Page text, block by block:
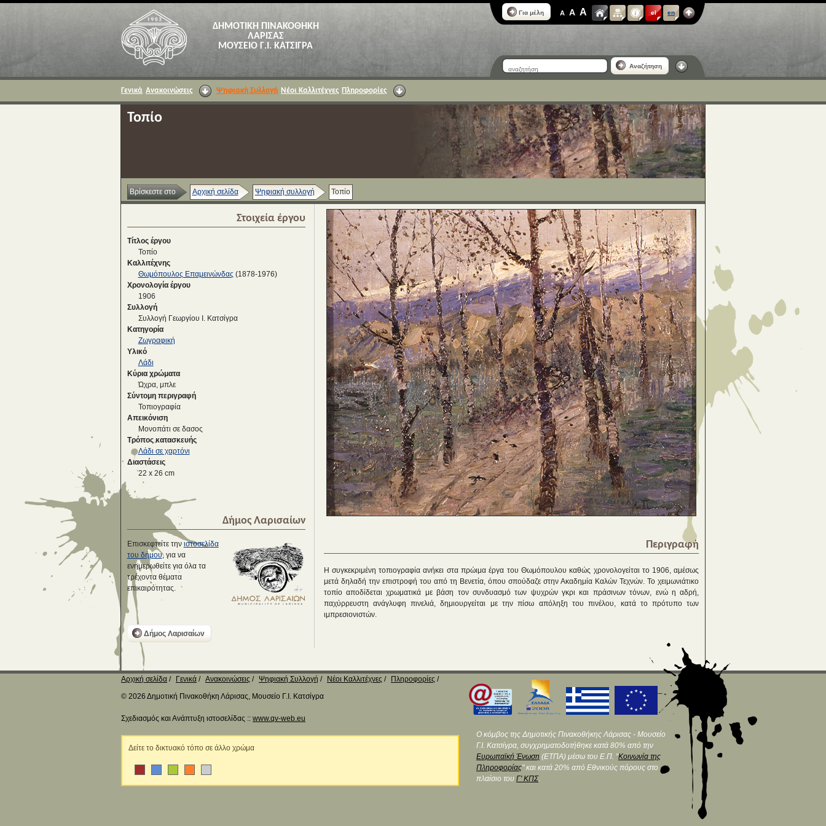
ΔΗΜΟΤΙΚΗ ΠΙΝΑΚΟΘΗΚΗ
ΛΑΡΙΣΑΣ
ΜΟΥΣΕΙΟ Γ.Ι. ΚΑΤΣΙΓΡΑ
Για μέλη A A A el en
Αναζήτηση
Γενικά Ανακοινώσεις Ψηφιακή Συλλογή Νέοι Καλλιτέχνες Πληροφορίες
Τοπίο
Βρίσκεστε στο Αρχική σελίδα Ψηφιακή συλλογή Τοπίο
Στοιχεία έργου
Τίτλος έργου
Τοπίο
Καλλιτέχνης
Θωμόπουλος Επαμεινώνδας (1878-1976)
Χρονολογία έργου
1906
Συλλογή
Συλλογή Γεωργίου Ι. Κατσίγρα
Κατηγορία
Ζωγραφική
Υλικό
Λάδι
Κύρια χρώματα
Ώχρα, μπλε
Σύντομη περιγραφή
Τοπιογραφία
Απεικόνιση
Μονοπάτι σε δασος
Τρόπος κατασκευής
Λάδι σε χαρτόνι
Διαστάσεις
22 x 26 cm
Δήμος Λαρισαίων
Επισκεφτείτε την ιστοσελίδα
του δήμου, για να
ενημερωθείτε για όλα τα
τρέχοντα θέματα
επικαιρότητας.
Δήμος Λαρισαίων
Περιγραφή
Η συγκεκριμένη τοπιογραφία ανήκει στα πρώιμα έργα του Θωμόπουλου καθώς χρονολογείται το 1906, αμέσως
μετά δηλαδή την επιστροφή του από τη Βενετία, όπου σπούδαζε στην Ακαδημία Καλών Τεχνών. Το χειμωνιάτικο
τοπίο αποδίδεται χρωματικά με βάση τον συνδυασμό των ψυχρών γκρι και πράσινων τόνων, ενώ η αδρή,
παχύρρευστη ανάγλυφη πινελιά, δημιουργείται με την πίσω απόληξη του πινέλου, κατά το πρότυπο των
ιμπρεσιονιστών.
Αρχική σελίδα Γενικά Ανακοινώσεις Ψηφιακή Συλλογή Νέοι Καλλιτέχνες
Πληροφορίες
© 2026 Δημοτική Πινακοθήκη Λάρισας, Μουσείο Γ.Ι. Κατσίγρα
Σχεδιασμός και Ανάπτυξη ιστοσελίδας :: www.qv-web.eu
Δείτε το δικτυακό τόπο σε άλλο χρώμα
Ο κόμβος της Δημοτικής Πινακοθήκης Λάρισας - Μουσείο
Γ.Ι. Κατσίγρα, συγχρηματοδοτήθηκε κατά 80% από την
Ευρωπαϊκή Ένωση (ΕΤΠΑ) μέσω του Ε.Π. "Κοινωνία της
Πληροφορίας" και κατά 20% από Εθνικούς πόρους στο
πλαίσιο του Γ' ΚΠΣ.